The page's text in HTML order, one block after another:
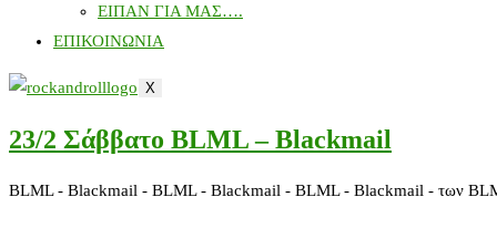
ΕΙΠΑΝ ΓΙΑ ΜΑΣ….
ΕΠΙΚΟΙΝΩΝΙΑ
X
23/2 Σάββατο BLML – Blackmail
BLML - Blackmail - BLML - Blackmail - BLML - Blackmail - των